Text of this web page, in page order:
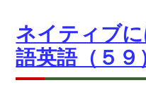
ネイティブ
語英語（５